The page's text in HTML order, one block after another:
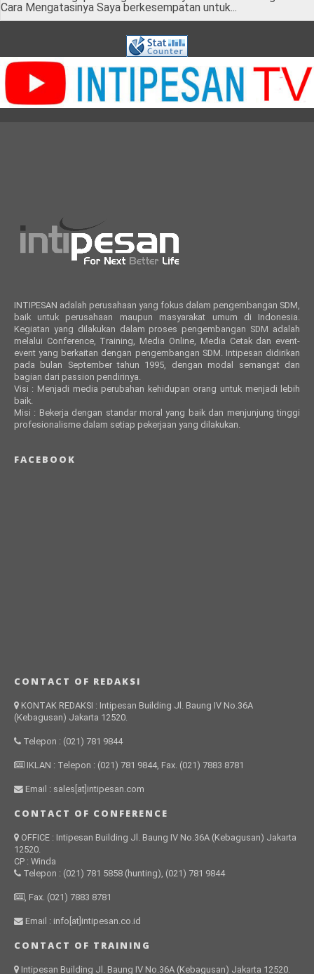
Cara Mengatasinya Saya berkesempatan untuk...
INTIPESAN adalah perusahaan yang fokus dalam pengembangan SDM,
baik untuk perusahaan maupun masyarakat umum di Indonesia.
Kegiatan yang dilakukan dalam proses pengembangan SDM adalah
melalui Conference, Training, Media Online, Media Cetak dan event-
event yang berkaitan dengan pengembangan SDM. Intipesan didirikan
pada bulan September tahun 1995, dengan modal semangat dan
bagian dari passion pendirinya.
Visi : Menjadi media perubahan kehidupan orang untuk menjadi lebih
baik.
Misi : Bekerja dengan standar moral yang baik dan menjunjung tinggi
profesionalisme dalam setiap pekerjaan yang dilakukan.
FACEBOOK
CONTACT OF REDAKSI
KONTAK REDAKSI : Intipesan Building Jl. Baung IV No.36A
(Kebagusan) Jakarta 12520.
Telepon : (021) 781 9844
IKLAN : Telepon : (021) 781 9844, Fax. (021) 7883 8781
Email : sales[at]intipesan.com
CONTACT OF CONFERENCE
OFFICE : Intipesan Building Jl. Baung IV No.36A (Kebagusan) Jakarta
12520.
CP : Winda
Telepon : (021) 781 5858 (hunting), (021) 781 9844
, Fax. (021) 7883 8781
Email : info[at]intipesan.co.id
CONTACT OF TRAINING
Intipesan Building Jl. Baung IV No.36A (Kebagusan) Jakarta 12520.